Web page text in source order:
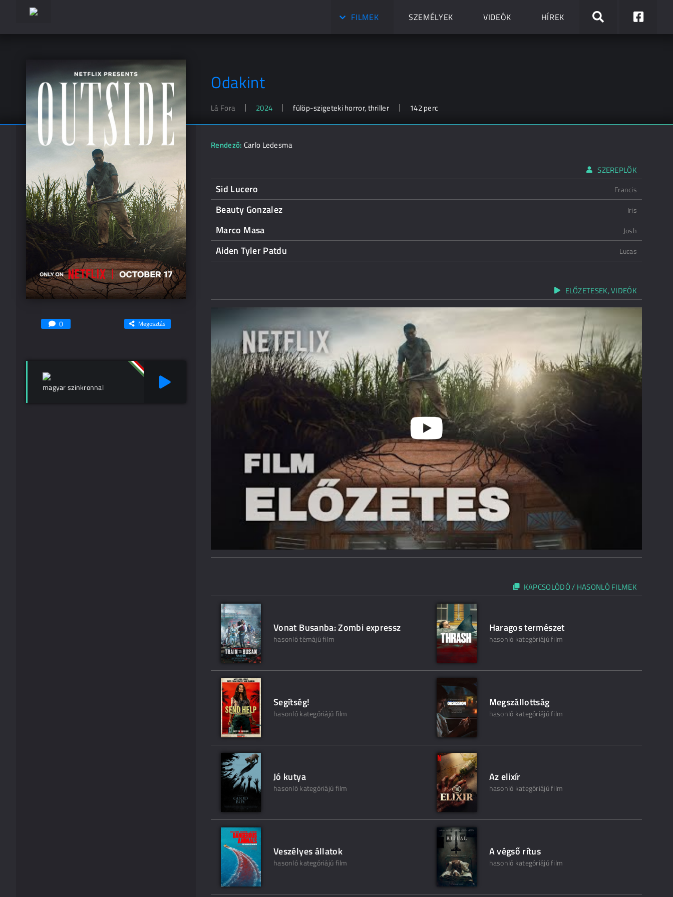
FILMEK SZEMÉLYEK VIDEÓK HÍREK
Odakint
Lá Fora 2024 fülöp-szigeteki horror, thriller 142 perc
0 Megosztás
magyar szinkronnal
Rendező: Carlo Ledesma
SZEREPLŐK
Sid Lucero Francis
Beauty Gonzalez Iris
Marco Masa Josh
Aiden Tyler Patdu Lucas
ELŐZETESEK, VIDEÓK
KAPCSOLÓDÓ / HASONLÓ FILMEK
Vonat Busanba: Zombi expressz
hasonló témájú film
Haragos természet
hasonló kategóriájú film
Segítség!
hasonló kategóriájú film
Megszállottság
hasonló kategóriájú film
Jó kutya
hasonló kategóriájú film
Az elixír
hasonló kategóriájú film
Veszélyes állatok
hasonló kategóriájú film
A végső rítus
hasonló kategóriájú film